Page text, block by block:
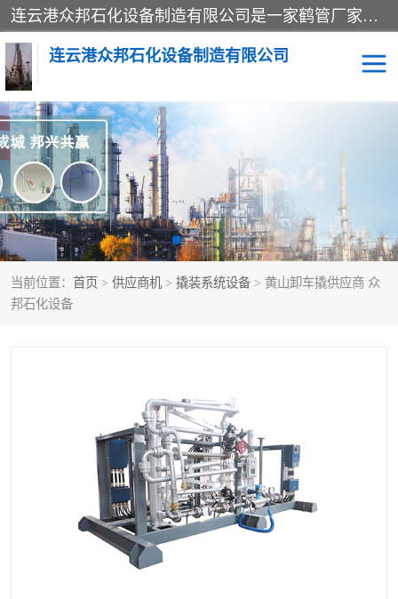
连云港众邦石化设备制造有限公司是一家鹤管厂家主营：鹤管、装车鹤管等，是致力于石油、石化等流体装卸设备(主要产品如鹤管、输油臂、脱缆钩等)的咨询、设计、制造、检测、安装指导、系统调试、维修维护等业务的公司。
连云港众邦石化设备制造有限公司
当前位置： 首页 > 供应商机 > 撬装系统设备 > 黄山卸车撬供应商 众
邦石化设备
鹤管 顶部装卸鹤管
底部装卸鹤管 LNG低温鹤管
液氨鹤管 液化气鹤管
鹤管配件 活动梯栈台